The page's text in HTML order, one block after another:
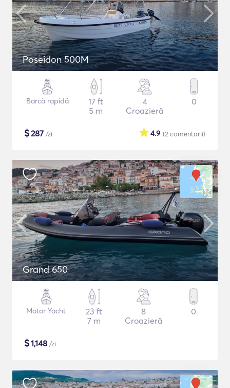
Poseidon 500M
Barcă rapidă
17 ft
5 m
4
Croazieră
0
$287 /zi (2 comentarii)
4.9
Grand 650
Motor Yacht
23 ft
7 m
8
Croazieră
0
$1,148 /zi